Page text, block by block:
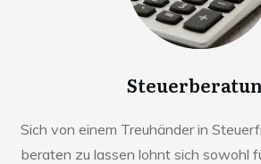
Sich von einem Treuhänder in
beraten zu lassen lohnt sich sowohl